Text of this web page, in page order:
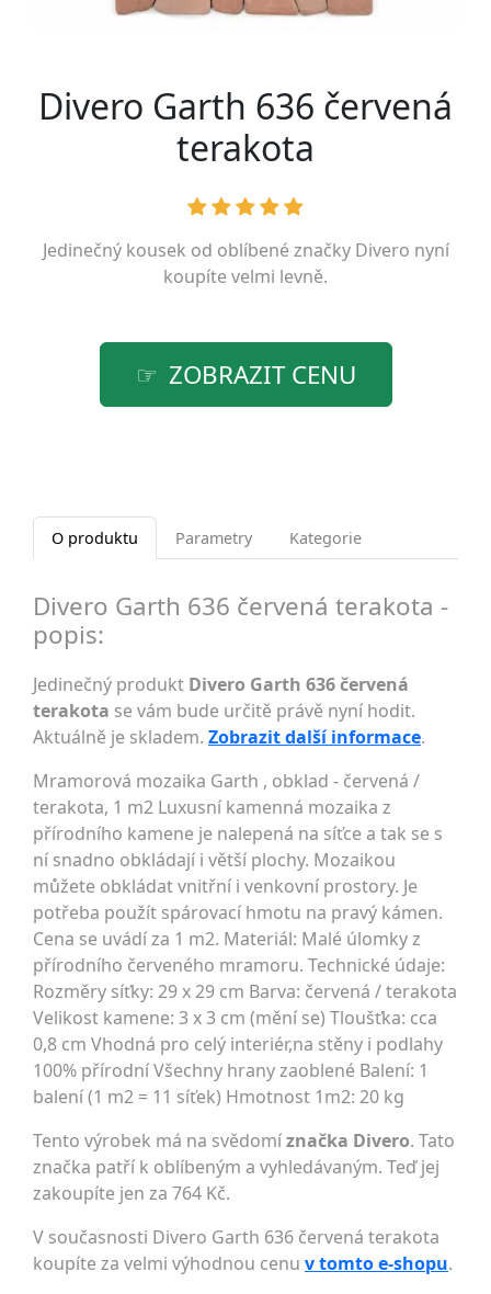
Divero Garth 636 červená
terakota
Jedinečný kousek od oblíbené značky Divero nyní
koupíte velmi levně.
ZOBRAZIT CENU
O produktu Parametry Kategorie
Divero Garth 636 červená terakota -
popis:
Jedinečný produkt Divero Garth 636 červená
terakota se vám bude určitě právě nyní hodit.
Aktuálně je skladem. Zobrazit další informace.
Mramorová mozaika Garth , obklad - červená /
terakota, 1 m2 Luxusní kamenná mozaika z
přírodního kamene je nalepená na síťce a tak se s
ní snadno obkládají i větší plochy. Mozaikou
můžete obkládat vnitřní i venkovní prostory. Je
potřeba použít spárovací hmotu na pravý kámen.
Cena se uvádí za 1 m2. Materiál: Malé úlomky z
přírodního červeného mramoru. Technické údaje:
Rozměry síťky: 29 x 29 cm Barva: červená / terakota
Velikost kamene: 3 x 3 cm (mění se) Tloušťka: cca
0,8 cm Vhodná pro celý interiér,na stěny i podlahy
100% přírodní Všechny hrany zaoblené Balení: 1
balení (1 m2 = 11 síťek) Hmotnost 1m2: 20 kg
Tento výrobek má na svědomíznačka Divero. Tato
značka patří k oblíbeným a vyhledávaným. Teď jej
zakoupíte jen za 764 Kč.
V současnosti Divero Garth 636 červená terakota
koupíte za velmi výhodnou cenu v tomto e-shopu.